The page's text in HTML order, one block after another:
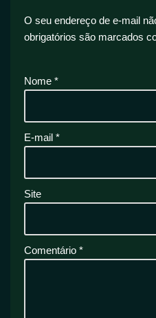
O seu endereço de e-mail
obrigatórios são marcados
Nome *
E-mail *
Site
Comentário *